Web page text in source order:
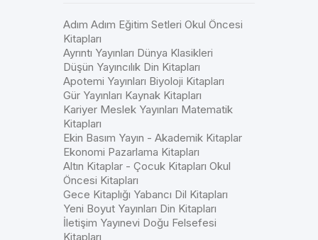
Adım Adım Eğitim Setleri Okul Öncesi
Kitapları
Ayrıntı Yayınları Dünya Klasikleri
Düşün Yayıncılık Din Kitapları
Apotemi Yayınları Biyoloji Kitapları
Gür Yayınları Kaynak Kitapları
Kariyer Meslek Yayınları Matematik
Kitapları
Ekin Basım Yayın - Akademik Kitaplar
Ekonomi Pazarlama Kitapları
Altın Kitaplar - Çocuk Kitapları Okul
Öncesi Kitapları
Gece Kitaplığı Yabancı Dil Kitapları
Yeni Boyut Yayınları Din Kitapları
İletişim Yayınevi Doğu Felsefesi
Kitapları